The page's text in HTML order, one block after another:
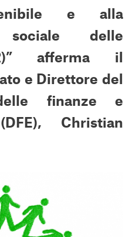
e alla
sociale delle
afferma il
e Direttore del
finanze e
Christian